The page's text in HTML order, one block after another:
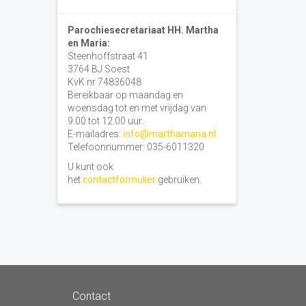
Parochiesecretariaat HH. Martha
en Maria:
Steenhoffstraat 41
3764 BJ Soest
KvK nr 74836048
Bereikbaar op maandag en
woensdag tot en met vrijdag van
9.00 tot 12.00 uur.
E-mailadres: info@marthamaria.nl
Telefoonnummer: 035-6011320
U kunt ook
hetcontactformuliergebruiken.
Contact